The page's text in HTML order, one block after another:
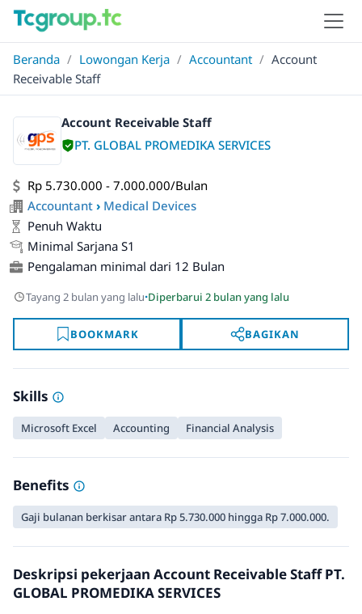
Beranda / Lowongan Kerja / Accountant / Account
Receivable Staff
Account Receivable Staff
PT. GLOBAL PROMEDIKA SERVICES
Rp 5.730.000 - 7.000.000/Bulan
Accountant › Medical Devices
Penuh Waktu
Minimal Sarjana S1
Pengalaman minimal dari 12 Bulan
Tayang 2 bulan yang lalu·Diperbarui 2 bulan yang lalu
BOOKMARK BAGIKAN
Skills
Microsoft Excel Accounting Financial Analysis
Benefits
Gaji bulanan berkisar antara Rp 5.730.000 hingga Rp 7.000.000.
Deskripsi pekerjaan Account Receivable Staff PT.
GLOBAL PROMEDIKA SERVICES